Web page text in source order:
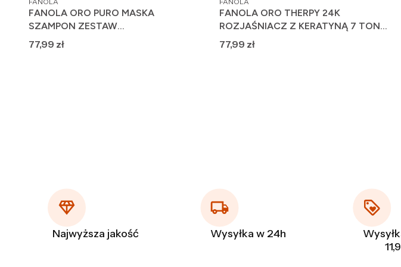
FANOLA ORO PURO MASKA
SZAMPON ZESTAW
ROZŚWIETLAJĄC
Cena
77,99 zł
FANOLA ORO THERPY 24K
ROZJAŚNIACZ Z KERATYNĄ 7 TON
500 g
Cena
77,99 zł
Najwyższa jakość Wysyłka w 24h